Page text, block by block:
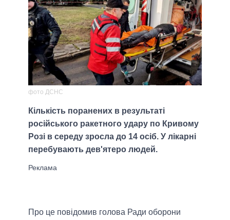
фото ДСНС
Кількість поранених в результаті
російського ракетного удару по Кривому
Розі в середу зросла до 14 осіб. У лікарні
перебувають дев'ятеро людей.
Про це повідомив голова Ради оборони